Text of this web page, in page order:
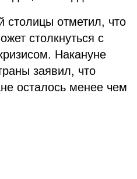
столицы отметил, что
столкнуться с
Накануне
заявил, что
осталось менее чем